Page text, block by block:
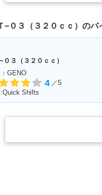
−０３（３２０ｃｃ）のバ
０３（３２０ｃｃ）
GENO
4 ／5
Shifts